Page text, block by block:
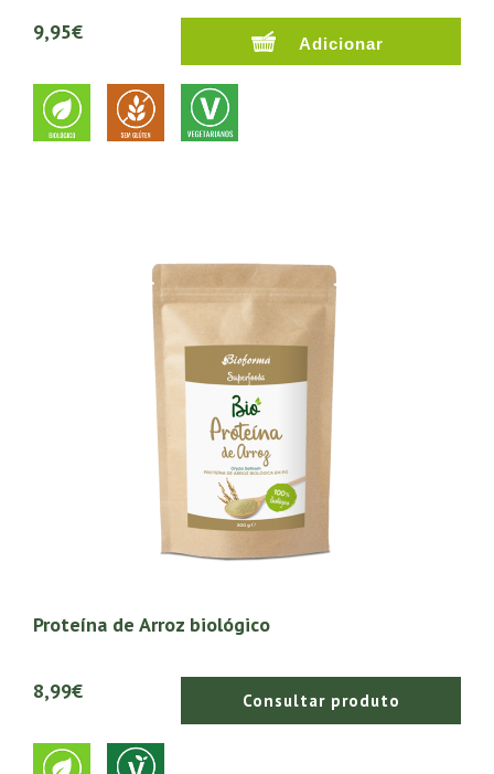
9,95€
Proteína de Arroz biológico
8,99€ Consultar produto